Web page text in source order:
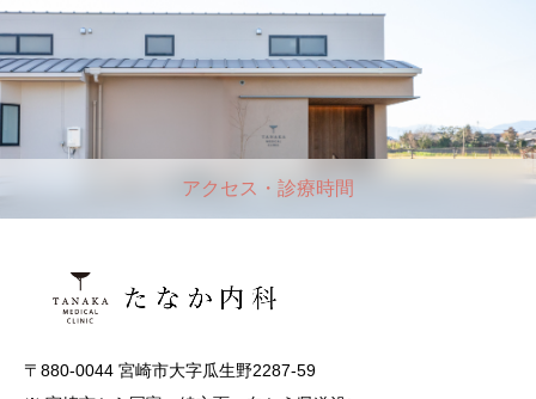
アクセス・診療時間
〒880-0044 宮崎市大字瓜生野2287-59